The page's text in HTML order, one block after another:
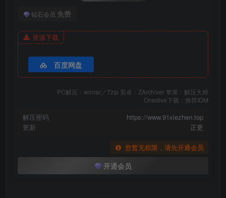
钻石会员 免费
资源下载
百度网盘
PC解压：winrar／7zip 安卓：ZArchiver 苹果：解压大师
Onedive下载：推荐IDM
解压密码
https://www.91xiezhen.top
更新
正更
您暂无权限，请先开通会员
开通会员